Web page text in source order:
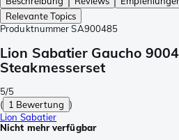
Relevante Topics
Produktnummer SA900485
Lion Sabatier Gaucho
Steakmesserset
5/5
( 1 Bewertung )
Lion Sabatier
Nicht mehr verfügbar